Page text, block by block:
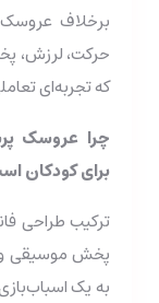
برخلاف
حرکت، لرزش،
که تجربه‌ای
چرا عروسک
برای کودکان
ترکیب طراحی
پخش موسیقی
به یک